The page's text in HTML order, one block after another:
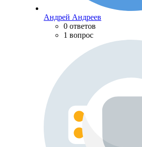
Андрей Андреев
0 ответов
1 вопрос